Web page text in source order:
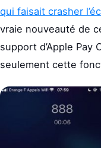
qui faisait crasher
vraie nouveauté de
support d’Apple Pay
seulement cette